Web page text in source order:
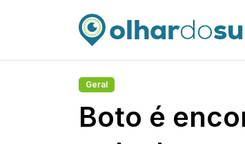
Geral
Boto é